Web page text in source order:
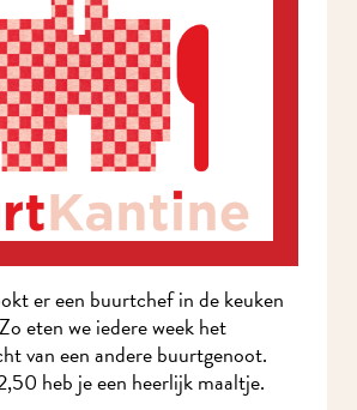
er een buurtchef in de keuken
eten we iedere week het
van een andere buurtgenoot.
heb je een heerlijk maaltje.